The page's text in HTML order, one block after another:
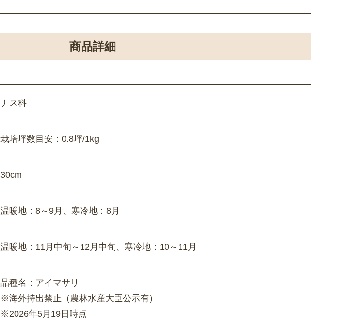
商品詳細
ナス科
栽培坪数目安：0.8坪/1kg
30cm
温暖地：8～9月、寒冷地：8月
温暖地：11月中旬～12月中旬、寒冷地：10～11月
品種名：アイマサリ
※海外持出禁止（農林水産大臣公示有）
※2026年5月19日時点